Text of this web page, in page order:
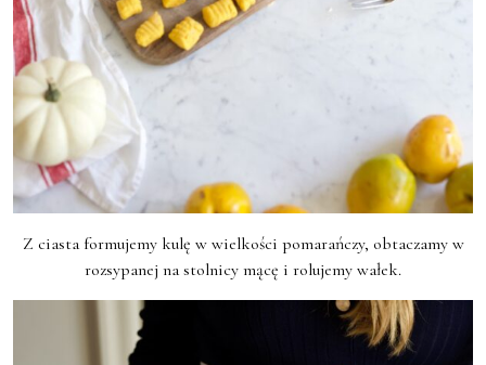
Z ciasta formujemy kulę w wielkości pomarańczy, obtaczamy w
rozsypanej na stolnicy mącę i rolujemy wałek.